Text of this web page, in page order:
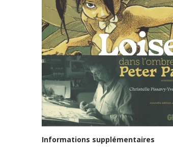
Informations supplémentaires